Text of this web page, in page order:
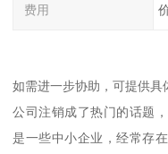
费用
如需进一步协助，可提供具
公司注销成了热门的话题
是一些中小企业，经常存